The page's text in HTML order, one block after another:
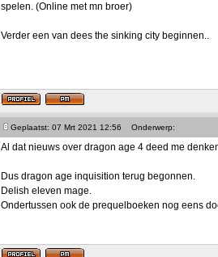
spelen. (Online met mn broer)
Verder een van dees the sinking city beginnen..
Geplaatst: 07 Mrt 2021 12:56 Onderwerp:
Al dat nieuws over dragon age 4 deed me
Dus dragon age inquisition terug begonnen.
Delish eleven mage.
Ondertussen ook de prequelboeken nog eens